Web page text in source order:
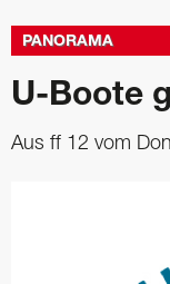
PANORAMA
U-Boote
Aus ff 12 vom